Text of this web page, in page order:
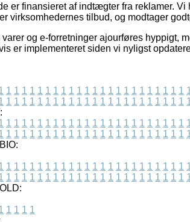
er finansieret af indtægter fra reklamer.
virksomhedernes tilbud, og modtager
og e-forretninger ajourføres hyppigt,
er implementeret siden vi nyligst
1 1 1 1 1 1 1 1 1 1 1 1 1 1 1 1 1 1 1 1 1 1 1
1 1 1 1 1 1 1 1 1 1 1 1 1 1 1 1 1 1 1 1 1 1 1
1 1 1 1 1 1 1 1 1 1 1 1 1 1 1 1 1 1 1 1 1 1 1
1 1 1 1 1 1 1 1 1 1 1 1 1 1 1 1 1 1 1 1 1 1 1
1 1 1 1 1 1 1 1 1 1 1 1 1 1 1 1 1 1 1 1 1 1 1
1 1 1 1 1 1 1 1 1 1 1 1 1 1 1 1 1 1 1 1 1 1 1
1 1 1 1